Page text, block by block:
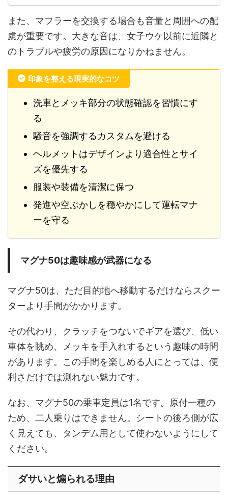
また、マフラーを交換する場合も音量と周囲への配
慮が重要です。大きな音は、女子ウケ以前に近隣と
のトラブルや疲労の原因になりかねません。
印象を整える現実的なコツ
洗車とメッキ部分の状態確認を習慣にす
る
騒音を強調するカスタムを避ける
ヘルメットはデザインより適合性とサイ
ズを優先する
服装や装備を清潔に保つ
発進や空ぶかしを穏やかにして運転マナ
ーを守る
マグナ50は趣味感が武器になる
マグナ50は、ただ目的地へ移動するだけならスクー
ターより手間がかかります。
その代わり、クラッチをつないでギアを選び、低い
車体を眺め、メッキを手入れするという趣味の時間
があります。この手間を楽しめる人にとっては、便
利さだけでは測れない魅力です。
なお、マグナ50の乗車定員は1名です。原付一種の
ため、二人乗りはできません。シートの後ろ側が広
く見えても、タンデム用として使わないようにして
ください。
ダサいと煽られる理由